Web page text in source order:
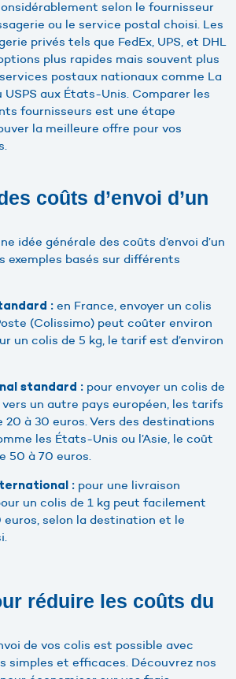
selon le fournisseur
ou le service postal choisi. Les
privés tels que FedEx, UPS, et DHL
plus rapides mais souvent plus
postaux nationaux comme La
USPS aux États-Unis. Comparer les
fournisseurs est une étape
la meilleure offre pour vos
coûts d’envoi d’un
idée générale des coûts d’envoi d’un
exemples basés sur différents
: en France, envoyer un colis
(Colissimo) peut coûter environ
un colis de 5 kg, le tarif est d’environ
standard : pour envoyer un colis de
vers un autre pays européen, les tarifs
20 à 30 euros. Vers des destinations
les États-Unis ou l’Asie, le coût
50 à 70 euros.
: pour une livraison
un colis de 1 kg peut facilement
euros, selon la destination et le
réduire les coûts du
de vos colis est possible avec
simples et efficaces. Découvrez nos